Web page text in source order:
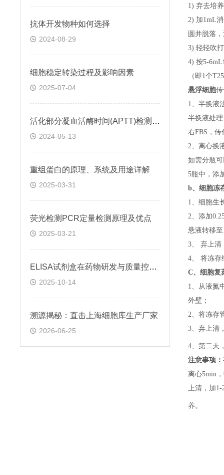
抗体开发物种如何选择
2024-08-29
细胞稳定转染过程及影响因素
2025-07-04
活化部分凝血活酶时间(APTT)检测试剂盒 (鞣花酸凝固法)
2024-05-13
重组蛋白的原理、系统及用途详解
2025-03-31
荧光检测PCR定量检测原理及优点
2025-03-21
ELISA试剂盒在药物研发与质量控制中的应用实践
2025-10-14
溯源揭秘：直击上海细胞库生产厂家
2026-06-25
1) 弃去培
2) 加1mL
圆并脱落
3) 轻轻吹
4) 按5-
（即1个
悬浮细胞
1、半换液
半换液处
右FBS，
2、离心换
如需分瓶
5瓶中，添
b、 细胞冻
1、细胞生
2、添加
悬液转移
3、 弃上清
4、 将冻存
C、 细胞复
1、 从液氮
外壁；
2、 将冻存
3、 弃上清
4、 第二天
注意事项：
离心5min，
上清，加1-
养。